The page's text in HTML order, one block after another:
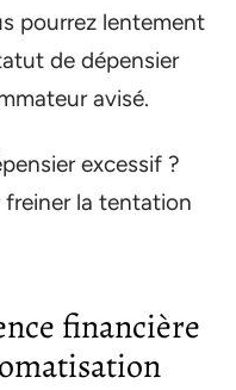
pourrez lentement
de dépensier
avisé.
excessif ?
la tentation
financière